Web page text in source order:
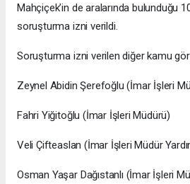
Mahçiçek’in de aralarında bulunduğu
soruşturma izni verildi.
Soruşturma izni verilen diğer kamu
Zeynel Abidin Şerefoğlu (İmar İşleri
Fahri Yiğitoğlu (İmar İşleri Müdürü)
Veli Çifteaslan (İmar İşleri Müdür
Osman Yaşar Dağıstanlı (İmar İşleri